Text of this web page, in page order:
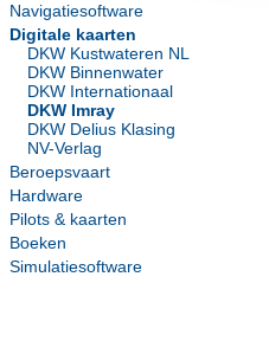
Navigatiesoftware
Digitale kaarten
DKW Kustwateren NL
DKW Binnenwater
DKW Internationaal
DKW Imray
DKW Delius Klasing
NV-Verlag
Beroepsvaart
Hardware
Pilots & kaarten
Boeken
Simulatiesoftware